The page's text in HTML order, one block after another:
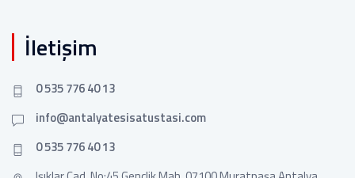
İletişim
0 535 776 40 13
info@antalyatesisatustasi.com
0 535 776 40 13